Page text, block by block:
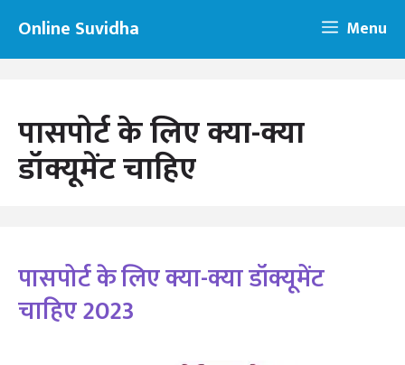
content
Online Suvidha Menu
पासपोर्ट के लिए क्या-क्या
डॉक्यूमेंट चाहिए
पासपोर्ट के लिए क्या-क्या डॉक्यूमेंट
चाहिए 2023